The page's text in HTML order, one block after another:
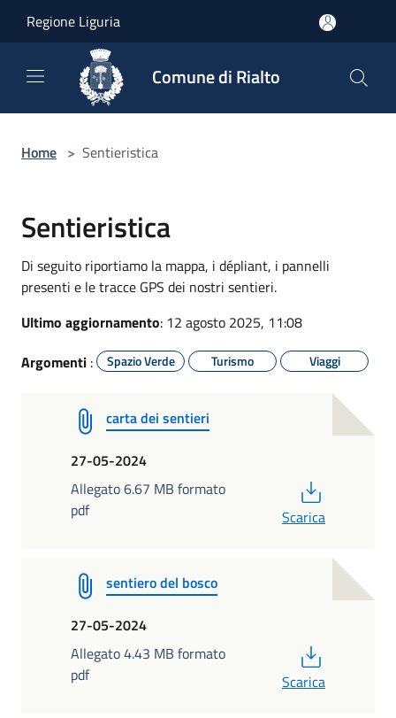
Regione Liguria
Comune di Rialto
Home > Sentieristica
Sentieristica
Di seguito riportiamo la mappa, i dépliant, i pannelli
presenti e le tracce GPS dei nostri sentieri.
Ultimo aggiornamento: 12 agosto 2025, 11:08
Argomenti : Spazio Verde Turismo Viaggi
carta dei sentieri
27-05-2024
Allegato 6.67 MB formato
pdf
Scarica
sentiero del bosco
27-05-2024
Allegato 4.43 MB formato
pdf
Scarica